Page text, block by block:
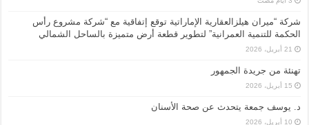
شركة “ميران هيلزالعقارية الإماراتية توقع إتفاقية مع “شركة مشروع رأس
الحكمة للتنمية العمرانية” لتطوير قطعة أرض متميزة بالساحل الشمالي
21 أبريل، 2026
تهنئة من جريدة الجمهور
15 أبريل، 2026
د. يوسف جمعة يتحدث عن صحة الأسنان
10 أبريل، 2026